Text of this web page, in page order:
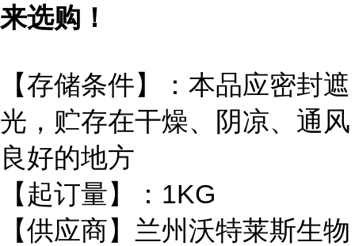
来选购！
【存储条件】：本品应密封遮
光，贮存在干燥、阴凉、通风
良好的地方
【起订量】：1KG
【供应商】兰州沃特莱斯生物